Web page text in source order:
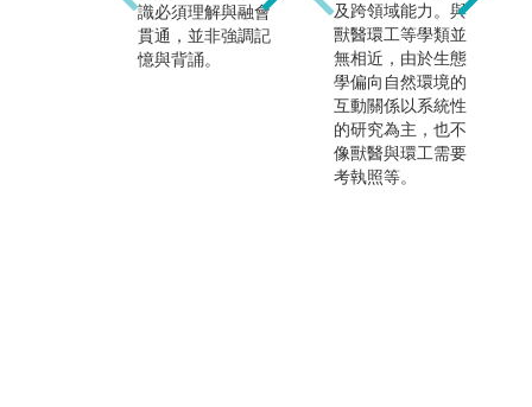
識必須理解與融會
貫通，並非強調記
憶與背誦。
了解事件的全貌。
隨科技的進展和訊
號傳輸技術提昇，
已有相當多室內取
得資料的方式與室
內分析的研究工
作。室內資料分析
研究和野外調查工
及跨領域能力。與
獸醫環工等學類並
無相近，由於生態
學偏向自然環境的
互動關係以系統性
的研究為主，也不
像獸醫與環工需要
考執照等。